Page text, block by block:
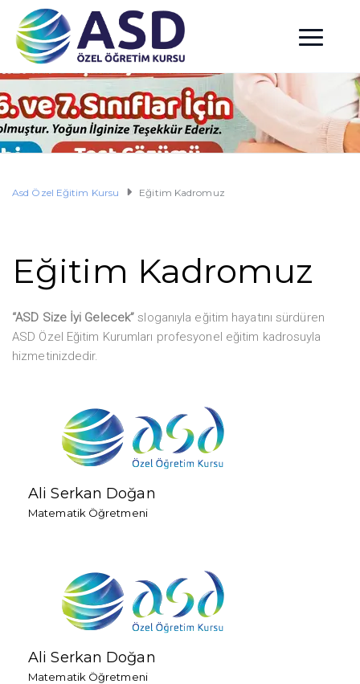
Asd Özel Eğitim Kursu Eğitim Kadromuz
Eğitim Kadromuz
“ASD Size İyi Gelecek”sloganıyla eğitim hayatını sürdüren
ASD Özel Eğitim Kurumları profesyonel eğitim kadrosuyla
hizmetinizdedir.
Ali Serkan Doğan
Matematik Öğretmeni
Ali Serkan Doğan
Matematik Öğretmeni